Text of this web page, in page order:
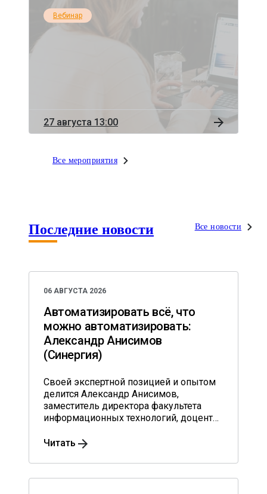
Вебинар
27 августа 13:00
Все мероприятия
Последние новости Все новости
06 АВГУСТА 2026
Автоматизировать всё, что
можно автоматизировать:
Александр Анисимов
(Синергия)
Своей экспертной позицией и опытом
делится Александр Анисимов,
заместитель директора факультета
информационных технологий, доцент
менеджмента им. профессора В.В. Дика
экономических наук.
Читать